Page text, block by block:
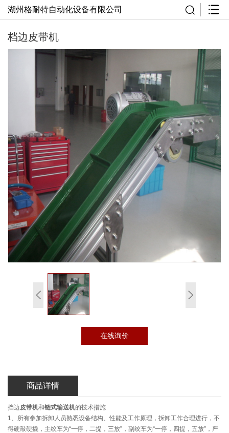
湖州格耐特自动化设备有限公司
档边皮带机
在线询价
商品详情
挡边皮带机和链式输送机的技术措施
1、所有参加拆卸人员熟悉设备结构、性能及工作原理，拆卸工作合理进行，不
得硬敲硬撬，主绞车为“一停，二提，三放”，副绞车为“一停，四提，五放”，严